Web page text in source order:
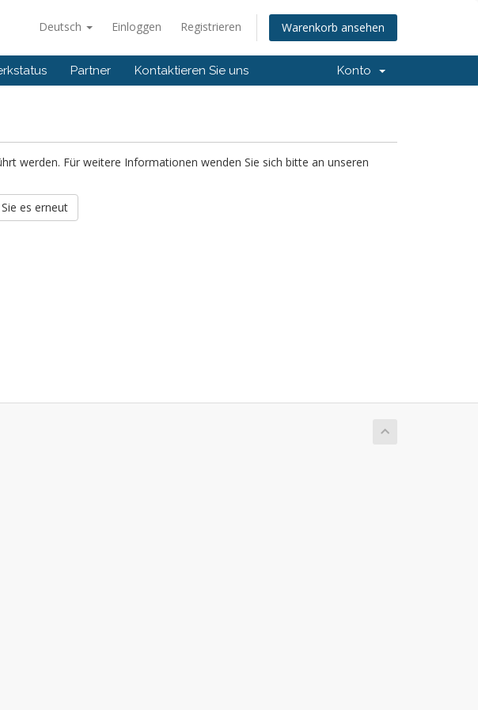
Deutsch Einloggen Registrieren Warenkorb ansehen
Partner Kontaktieren Sie uns Konto
werden. Für weitere Informationen wenden Sie sich bitte an unseren
es erneut